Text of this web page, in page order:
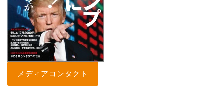
メディアコンタクト